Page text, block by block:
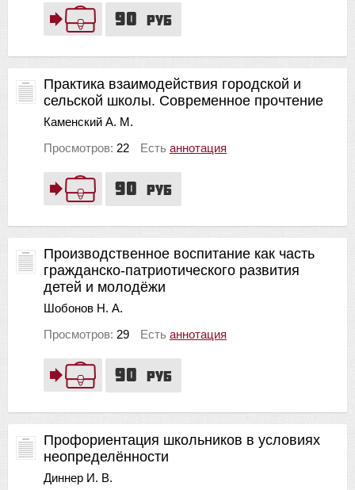
90 руб
90 руб
Практика взаимодействия городской и
сельской школы. Современное прочтение
Каменский А. М.
Просмотров: 22 Есть аннотация
90 руб
Производственное воспитание как часть
гражданско-патриотического развития
детей и молодёжи
Шобонов Н. А.
Просмотров: 29 Есть аннотация
Профориентация школьников в условиях
неопределённости
Диннер И. В.